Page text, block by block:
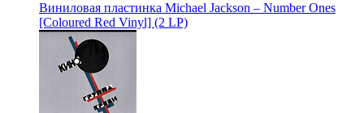
Виниловая пластинка Michael Jackson – Number Ones
[Coloured Red Vinyl] (2 LP)